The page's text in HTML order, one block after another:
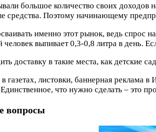
большое количество своих доходов
средства. Поэтому начинающему
именно этот рынок, ведь спрос
человек выпивает 0,3-0,8 литра в день.
доставку в такие места, как детские
газетах, листовки, баннерная реклама
что нужно сделать – это
вопросы